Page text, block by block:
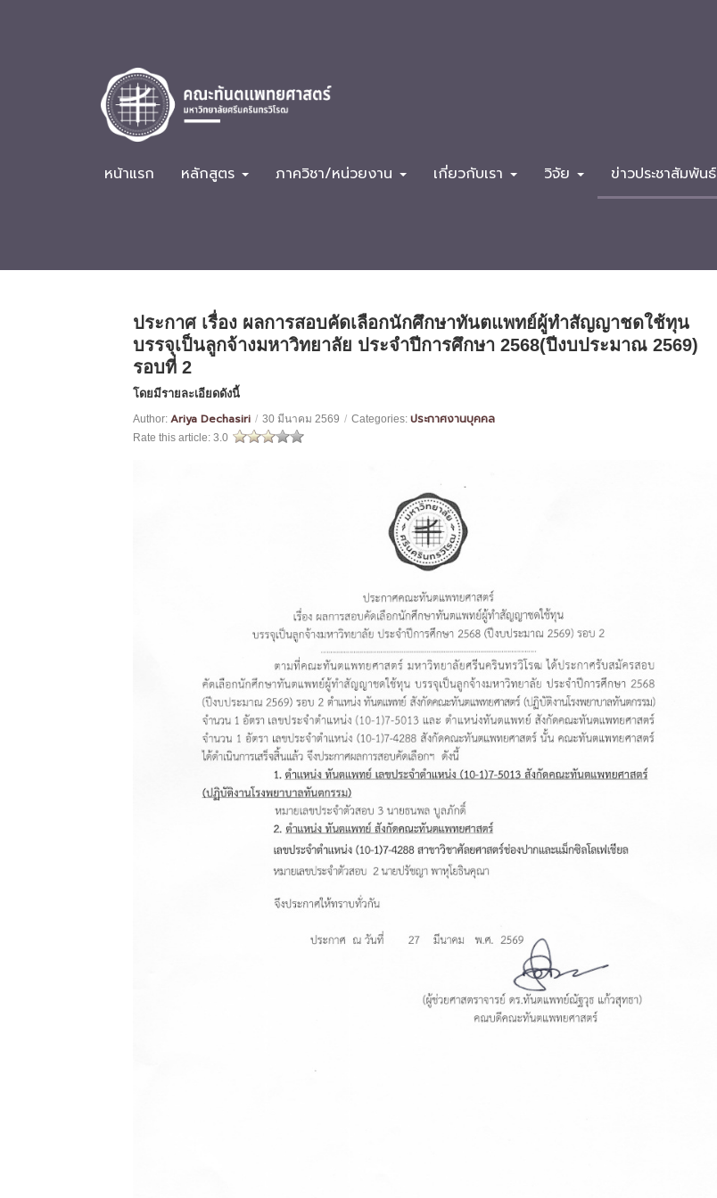
หน้าแรก หลักสูตร ภาควิชา/หน่วยงาน เกี่ยวกับเรา วิจัย ข่าวประชาสัมพันธ์
ประกาศ เรื่อง ผลการสอบคัดเลือกนักศึกษาทันตแพทย์ผู้ทำสัญญาชดใช้ทุน
บรรจุเป็นลูกจ้างมหาวิทยาลัย ประจำปีการศึกษา 2568(ปีงบประมาณ 2569)
รอบที่ 2
โดยมีรายละเอียดดังนี้
Author: Ariya Dechasiri / 30 มีนาคม 2569 / Categories: ประกาศงานบุคคล
Rate this article: 3.0